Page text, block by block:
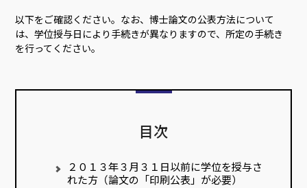
以下をご確認ください。なお、博士論文の公表方法について
は、学位授与日により手続きが異なりますので、所定の手続き
を行ってください。
目次
２０１３年３月３１日以前に学位を授与さ
れた方（論文の「印刷公表」が必要）